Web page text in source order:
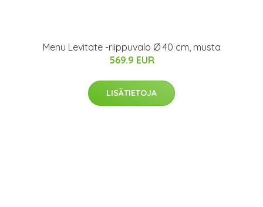
Menu Levitate -riippuvalo Ø 40 cm, musta
569.9 EUR
LISÄTIETOJA